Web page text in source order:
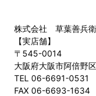
株式会社 草葉善兵
【実店舗】
〒545-0014
大阪府大阪市阿倍野
TEL 06-6691-0531
FAX 06-6693-1634